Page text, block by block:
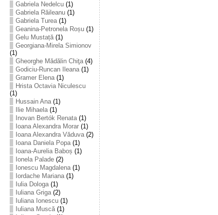
Gabriela Nedelcu(1)
Gabriela Răileanu(1)
Gabriela Turea(1)
Geanina-Petronela Roșu(1)
Gelu Mustață(1)
Georgiana-Mirela Simionov
(1)
Gheorghe Mădălin Chiţa(4)
Godiciu-Runcan Ileana(1)
Gramer Elena(1)
Hrista Octavia Niculescu
(1)
Hussain Ana(1)
Ilie Mihaela(1)
Inovan Bertók Renata(1)
Ioana Alexandra Morar(1)
Ioana Alexandra Văduva(2)
Ioana Daniela Popa(1)
Ioana-Aurelia Baboș (1)
Ionela Palade(2)
Ionescu Magdalena(1)
Iordache Mariana(1)
Iulia Dologa(1)
Iuliana Griga(2)
Iuliana Ionescu(1)
Iuliana Muscă(1)